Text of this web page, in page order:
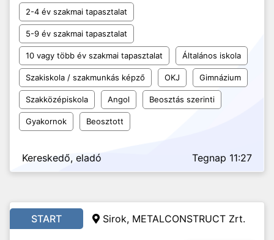
2-4 év szakmai tapasztalat
5-9 év szakmai tapasztalat
10 vagy több év szakmai tapasztalat Általános iskola
Szakiskola / szakmunkás képző OKJ Gimnázium
Szakközépiskola Angol Beosztás szerinti
Gyakornok Beosztott
Kereskedő, eladó Tegnap 11:27
START Sirok, METALCONSTRUCT Zrt.